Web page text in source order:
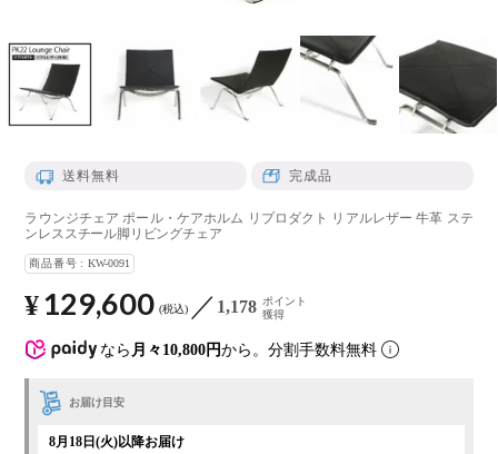
送料無料 完成品
ラウンジチェア ポール・ケアホルム リプロダクト リアルレザー 牛革 ステ
ンレススチール脚リビングチェア
商品番号 KW-0091
なら 月々10,800円から。分割手数料無料
¥ 129,600 税込 1,178 ポイント
獲得
お届け目安
8月18日(火)以降お届け